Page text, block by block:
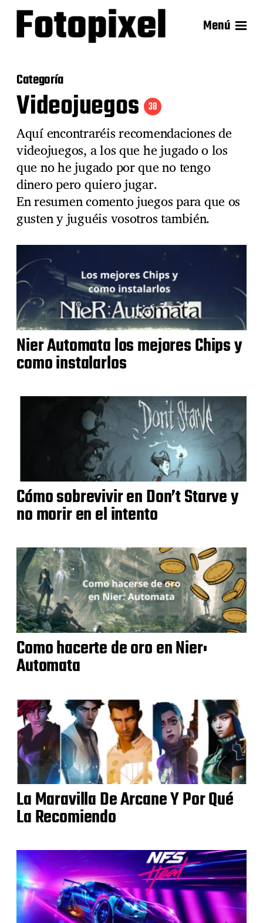
Menú
Categoría
Videojuegos 38
Aquí encontraréis recomendaciones de
videojuegos, a los que he jugado o los
que no he jugado por que no tengo
dinero pero quiero jugar.
En resumen comento juegos para que os
gusten y juguéis vosotros también.
Nier Automata los mejores Chips y
como instalarlos
Cómo sobrevivir en Don’t Starve y
no morir en el intento
Como hacerte de oro en Nier:
Automata
La Maravilla De Arcane Y Por Qué
La Recomiendo